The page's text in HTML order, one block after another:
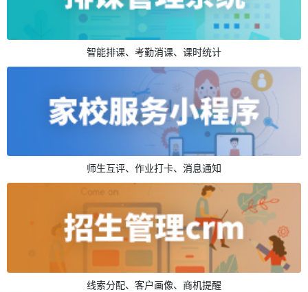
智能排课、考勤消课、课时统计
师生互评、作业打卡、消息通知
线索分配、客户画像、商机提醒